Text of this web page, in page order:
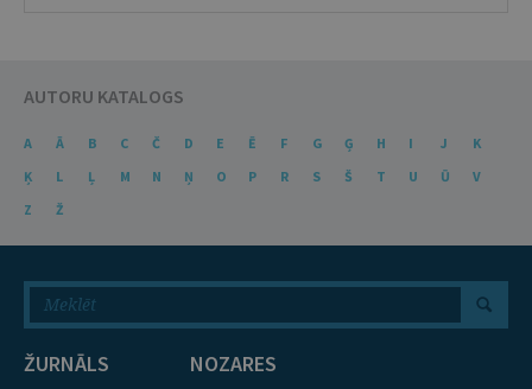
AUTORU KATALOGS
A Ā B C Č D E Ē F G Ģ H I J
K
Ķ
L Ļ M N Ņ O P R S Š T U Ū
V
Z
Ž
ŽURNĀLS
NOZARES